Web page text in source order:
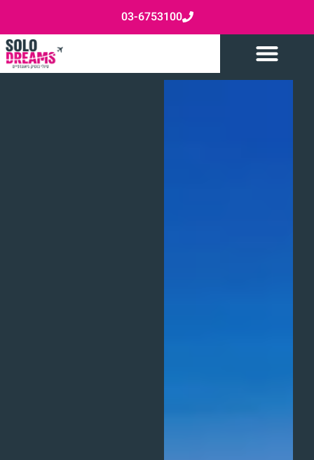
03-6753100